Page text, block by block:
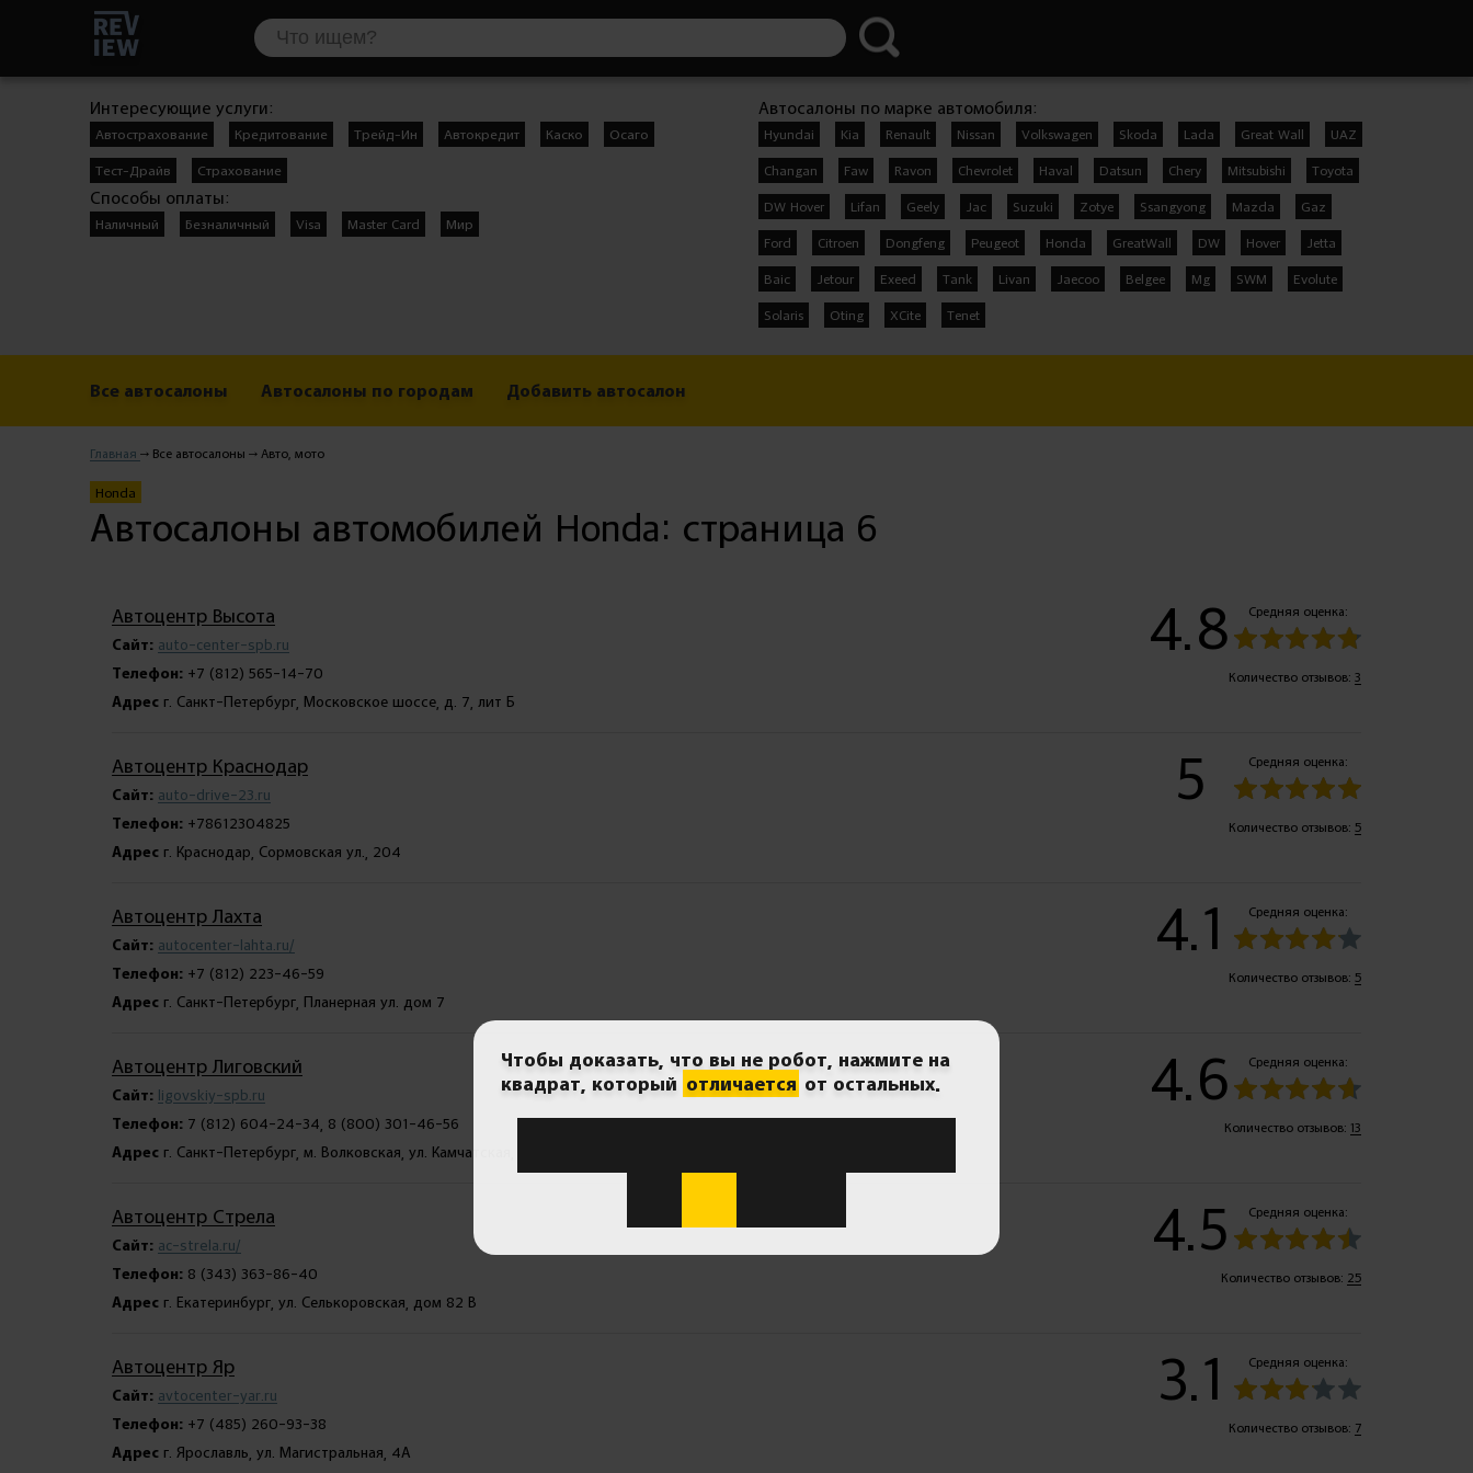
Интересующие услуги:
Автострахование Кредитование Трейд-Ин Автокредит Каско Осаго
Тест-Драйв Страхование
Способы оплаты:
Наличный Безналичный Visa Master Card Мир
Автосалоны по марке автомобиля:
Hyundai Kia Renault Nissan Volkswagen Skoda Lada Great Wall UAZ
Changan Faw Ravon Chevrolet Haval Datsun Chery Mitsubishi Toyota
DW Hover Lifan Geely Jac Suzuki Zotye Ssangyong Mazda Gaz
Ford Citroen Dongfeng Peugeot Honda GreatWall DW Hover Jetta
Baic Jetour Exeed Tank Livan Jaecoo Belgee Mg SWM Evolute
Solaris Oting XCite Tenet
Все автосалоны Автосалоны по городам Добавить автосалон
Главная Все автосалоны Авто, мото
Honda
Автосалоны автомобилей Honda: страница 6
Средняя оценка:
4.8
Количество отзывов: 3
Автоцентр Высота
Сайт: auto-center-spb.ru
Телефон: +7 (812) 565-14-70
Адрес г. Санкт-Петербург, Московское шоссе, д. 7, лит Б
Средняя оценка:
5
Количество отзывов: 5
Автоцентр Краснодар
Сайт: auto-drive-23.ru
Телефон: +78612304825
Адрес г. Краснодар, Сормовская ул., 204
Средняя оценка:
4.1
Количество отзывов: 5
Автоцентр Лахта
Сайт: autocenter-lahta.ru/
Телефон: +7 (812) 223-46-59
Адрес г. Санкт-Петербург, Планерная ул. дом 7
Средняя оценка:
4.6
Количество отзывов: 13
Автоцентр Лиговский
Сайт: ligovskiy-spb.ru
Телефон: 7 (812) 604-24-34, 8 (800) 301-46-56
Адрес г. Санкт-Петербург, м. Волковская, ул. Камчатская, д. 3А
Средняя оценка:
4.5
Количество отзывов: 25
Автоцентр Стрела
Сайт: ac-strela.ru/
Телефон: 8 (343) 363-86-40
Адрес г. Екатеринбург, ул. Селькоровская, дом 82 В
Средняя оценка:
3.1
Количество отзывов: 7
Автоцентр Яр
Сайт: avtocenter-yar.ru
Телефон: +7 (485) 260-93-38
Адрес г. Ярославль, ул. Магистральная, 4А
Чтобы доказать, что вы не робот, нажмите на
квадрат, который отличается от остальных.